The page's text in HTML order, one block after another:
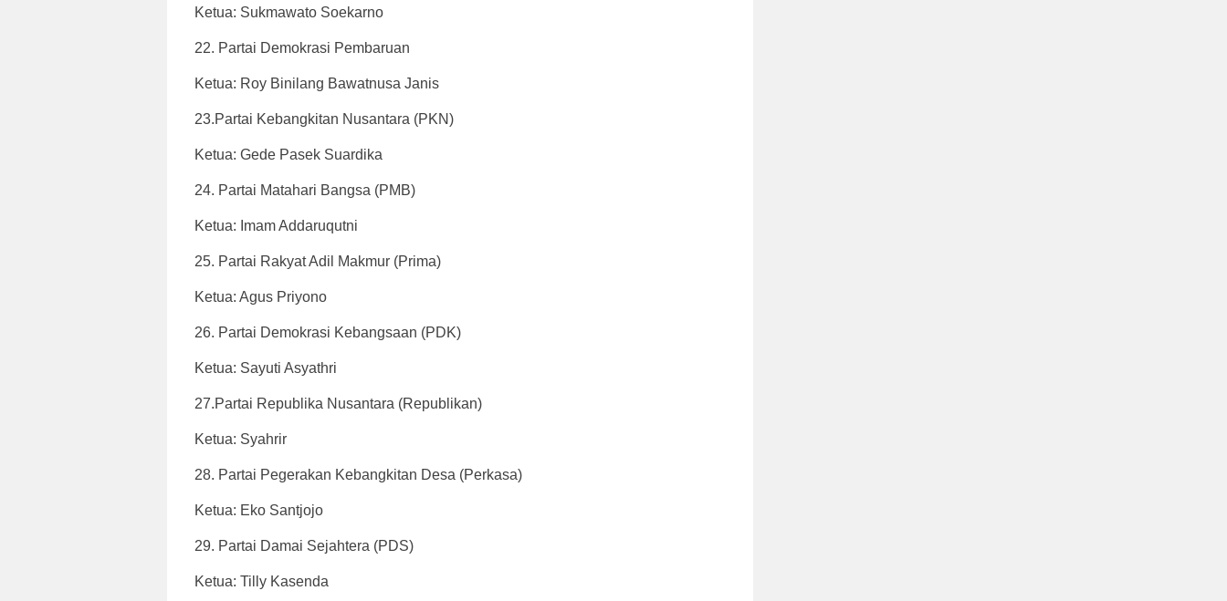
Ketua: Sukmawato Soekarno
22. Partai Demokrasi Pembaruan
Ketua: Roy Binilang Bawatnusa Janis
23.Partai Kebangkitan Nusantara (PKN)
Ketua: Gede Pasek Suardika
24. Partai Matahari Bangsa (PMB)
Ketua: Imam Addaruqutni
25. Partai Rakyat Adil Makmur (Prima)
Ketua: Agus Priyono
26. Partai Demokrasi Kebangsaan (PDK)
Ketua: Sayuti Asyathri
27.Partai Republika Nusantara (Republikan)
Ketua: Syahrir
28. Partai Pegerakan Kebangkitan Desa (Perkasa)
Ketua: Eko Santjojo
29. Partai Damai Sejahtera (PDS)
Ketua: Tilly Kasenda